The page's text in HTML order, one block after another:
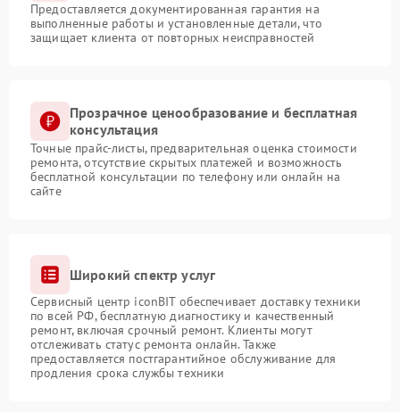
Предоставляется документированная гарантия на
выполненные работы и установленные детали, что
защищает клиента от повторных неисправностей
Прозрачное ценообразование и бесплатная
консультация
Точные прайс-листы, предварительная оценка стоимости
ремонта, отсутствие скрытых платежей и возможность
бесплатной консультации по телефону или онлайн на
сайте
Широкий спектр услуг
Сервисный центр iconBIT обеспечивает доставку техники
по всей РФ, бесплатную диагностику и качественный
ремонт, включая срочный ремонт. Клиенты могут
отслеживать статус ремонта онлайн. Также
предоставляется постгарантийное обслуживание для
продления срока службы техники